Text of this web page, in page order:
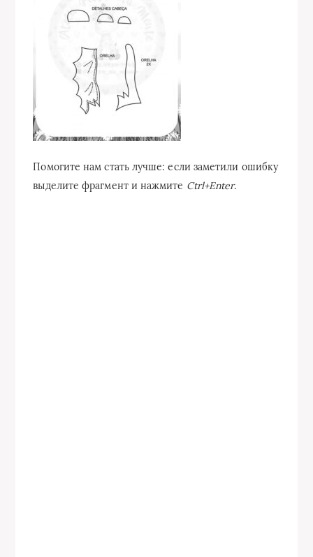
Помогите нам стать лучше: если заметили ошибку
выделите фрагмент и нажмите Ctrl+Enter.